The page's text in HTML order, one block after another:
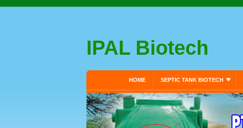
IPAL Biotech
HOME SEPTIC TANK BIOTECH